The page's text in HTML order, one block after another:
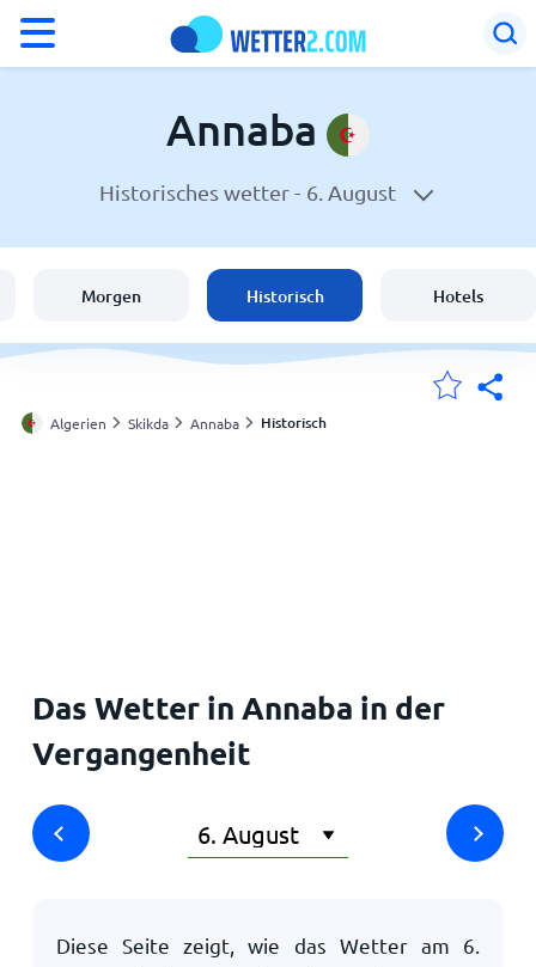
Wetter in Annaba
Schweiz
Deutschland
Annaba
Historisches wetter - 6. August
Morgen Historisch Hotels
Algerien Skikda Annaba Historisch
Das Wetter in Annaba in der
Vergangenheit
Diese Seite zeigt, wie das Wetter am 6.